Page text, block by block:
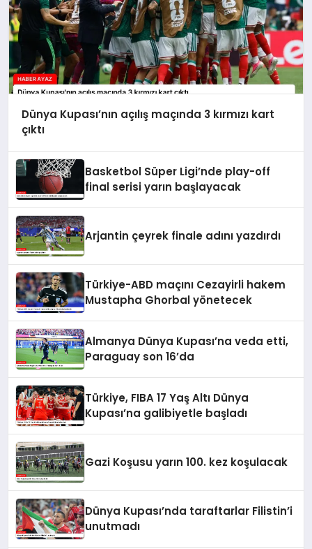
Dünya Kupası’nın açılış maçında 3 kırmızı kart
çıktı
Basketbol Süper Ligi’nde play-off
final serisi yarın başlayacak
Arjantin çeyrek finale adını yazdırdı
Türkiye-ABD maçını Cezayirli hakem
Mustapha Ghorbal yönetecek
Almanya Dünya Kupası’na veda etti,
Paraguay son 16’da
Türkiye, FIBA 17 Yaş Altı Dünya
Kupası’na galibiyetle başladı
Gazi Koşusu yarın 100. kez koşulacak
Dünya Kupası’nda taraftarlar Filistin’i
unutmadı